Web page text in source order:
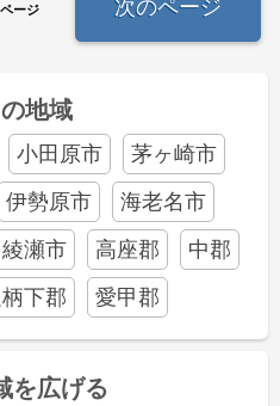
ページ 次のページ
地域
小田原市
茅ヶ崎市
伊勢原市
海老名市
綾瀬市 高座郡
中郡
下郡 愛甲郡
を広げる